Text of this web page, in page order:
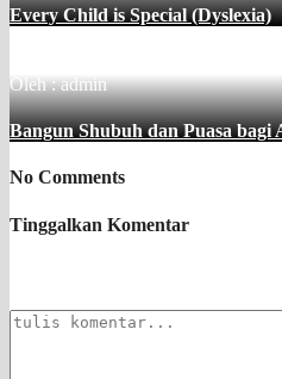
Every Child is Special (Dyslexia)
Oleh : admin
Bangun Shubuh dan Puasa bagi
No Comments
Tinggalkan Komentar